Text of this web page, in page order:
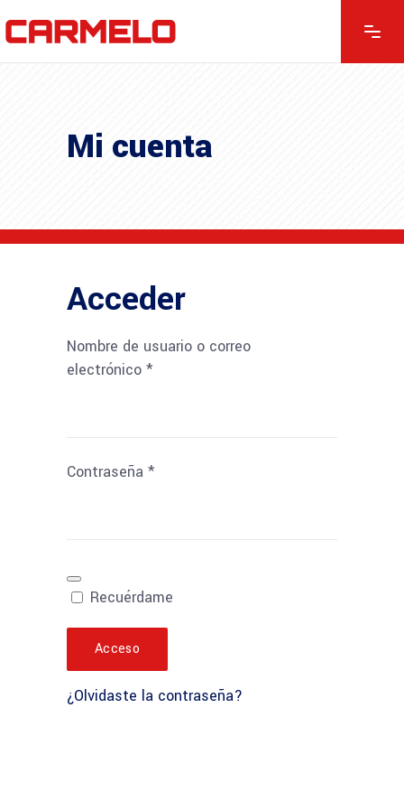
Mi cuenta
Acceder
Nombre de usuario o correo
electrónico *
Contraseña *
Recuérdame
Acceso
¿Olvidaste la contraseña?